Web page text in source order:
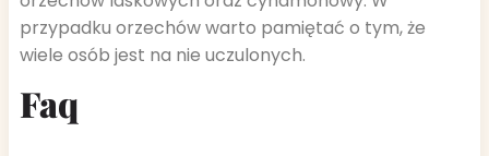
przypadku orzechów warto pamiętać o tym, że
wiele osób jest na nie uczulonych.
Faq